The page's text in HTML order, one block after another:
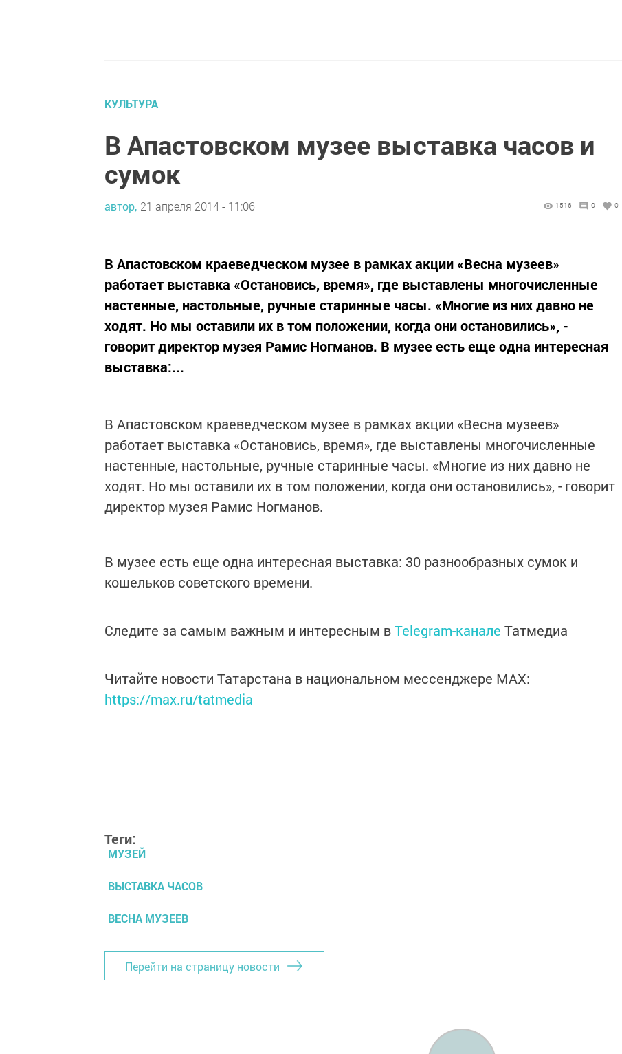
КУЛЬТУРА
В Апастовском музее выставка часов и
сумок
автор, 21 апреля 2014 - 11:06 1516 0 0
В Апастовском краеведческом музее в рамках акции «Весна музеев»
работает выставка «Остановись, время», где выставлены многочисленные
настенные, настольные, ручные старинные часы. «Многие из них давно не
ходят. Но мы оставили их в том положении, когда они остановились», -
говорит директор музея Рамис Ногманов. В музее есть еще одна интересная
выставка:...
В Апастовском краеведческом музее в рамках акции «Весна музеев»
работает выставка «Остановись, время», где выставлены многочисленные
настенные, настольные, ручные старинные часы. «Многие из них давно не
ходят. Но мы оставили их в том положении, когда они остановились», - говорит
директор музея Рамис Ногманов.
В музее есть еще одна интересная выставка: 30 разнообразных сумок и
кошельков советского времени.
Следите за самым важным и интересным вTelegram-канале Татмедиа
Читайте новости Татарстана в национальном мессенджере MАХ:
https://max.ru/tatmedia
Теги:
МУЗЕЙ
ВЫСТАВКА ЧАСОВ
ВЕСНА МУЗЕЕВ
Перейти на страницу новости